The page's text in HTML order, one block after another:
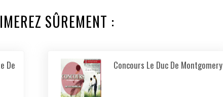
SÛREMENT :
De
Concours Le Duc De Montgomery